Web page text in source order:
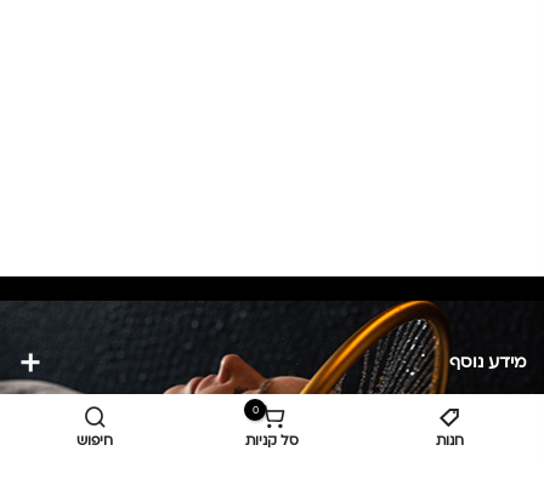
מידע נוסף
כביש ראשי,
חנות
0
סל קניות חיפוש